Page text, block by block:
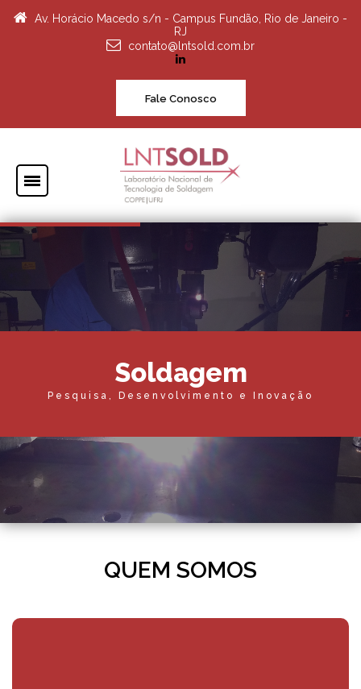
Av. Horácio Macedo s/n - Campus Fundão, Rio de Janeiro -
RJ
contato@lntsold.com.br
Fale Conosco
Soldagem
Pesquisa, Desenvolvimento e Inovação
QUEM SOMOS